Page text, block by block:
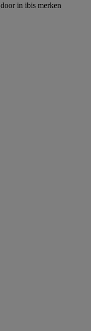
door in ibis merken